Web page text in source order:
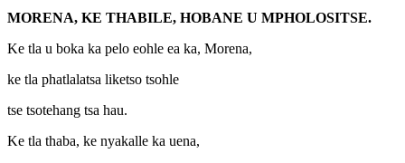
MORENA, KE THABILE, HOBANE U MPHOLOSITSE.
Ke tla u boka ka pelo eohle ea ka, Morena,
ke tla phatlalatsa liketso tsohle
tse tsotehang tsa hau.
Ke tla thaba, ke nyakalle ka uena,